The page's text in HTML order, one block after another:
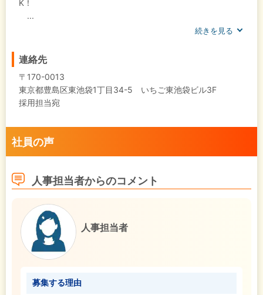
K！
...
続きを見る
連絡先
〒170-0013
東京都豊島区東池袋1丁目34-5 いちご東池袋ビル3F
採用担当宛
社員の声
人事担当者からのコメント
人事担当者
募集する理由